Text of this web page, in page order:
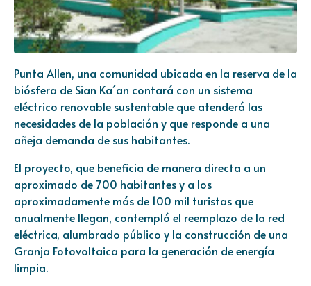
Punta Allen, una comunidad ubicada en la reserva de la
biósfera de Sian Ka´an contará con un sistema
eléctrico renovable sustentable que atenderá las
necesidades de la población y que responde a una
añeja demanda de sus habitantes.
El proyecto, que beneficia de manera directa a un
aproximado de 700 habitantes y a los
aproximadamente más de 100 mil turistas que
anualmente llegan, contempló el reemplazo de la red
eléctrica, alumbrado público y la construcción de una
Granja Fotovoltaica para la generación de energía
limpia.